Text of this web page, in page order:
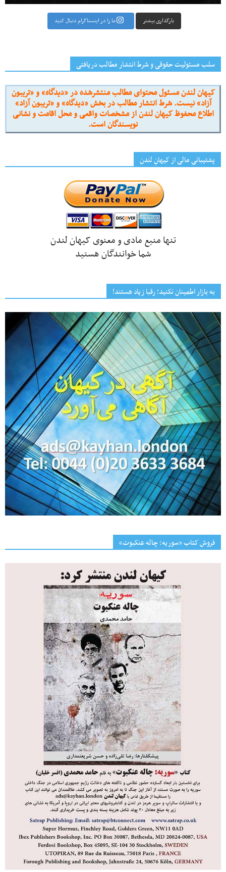
بارگذاری بیشتر ما را در اینستاگرام دنبال کنید
سلب مسئولیت حقوقی و شرط انتشار مطالب دریافتی
کیهان لندن مسئول محتوای مطالب منتشرشده در «دیدگاه» و «تریبون
آزاد» نیست. شرط انتشار مطالب در بخش «دیدگاه» و «تریبون آزاد»
اطلاع محفوظ کیهان لندن از مشخصات واقعی و محل اقامت و نشانی
نویسندگان است.
پشتیبانی مالی از کیهانِ لندن
تنها منبع مادی و معنوی کیهان لندن
شما خوانندگان هستید
به بازار اطمینان نکنید؛ رقبا زیاد هستند!
فروش کتاب «سوریه: چاله عنکبوت»